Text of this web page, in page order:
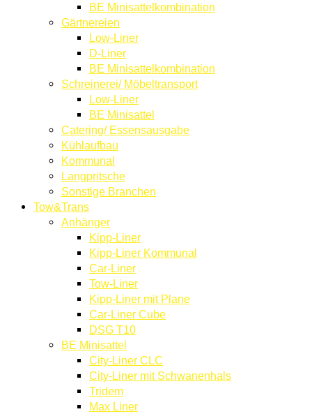
BE Minisattelkombination
Gärtnereien
Low-Liner
D-Liner
BE Minisattelkombination
Schreinerei/ Möbeltransport
Low-Liner
BE Minisattel
Catering/ Essensausgabe
Kühlaufbau
Kommunal
Langpritsche
Sonstige Branchen
Tow&Trans
Anhänger
Kipp-Liner
Kipp-Liner Kommunal
Car-Liner
Tow-Liner
Kipp-Liner mit Plane
Car-Liner Cube
DSG T10
BE Minisattel
City-Liner CLC
City-Liner mit Schwanenhals
Tridem
Max Liner